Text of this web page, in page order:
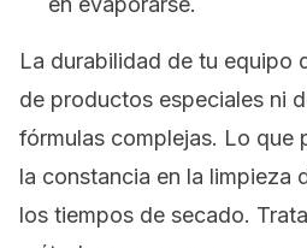
La durabilidad de tu equipo
de productos especiales ni
fórmulas complejas. Lo que
la constancia en la limpieza
los tiempos de secado.